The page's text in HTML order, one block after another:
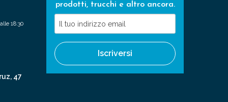
18:30
47
prodotti, trucchi e altro ancora.
tuo
indirizzo
email
Iscriversi